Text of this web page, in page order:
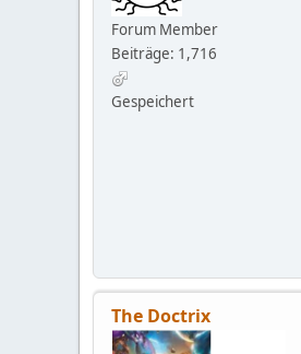
Forum Member
Beiträge: 1,716
Gespeichert
The Doctrix